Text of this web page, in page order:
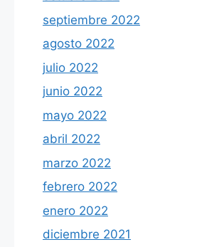
septiembre 2022
agosto 2022
julio 2022
junio 2022
mayo 2022
abril 2022
marzo 2022
febrero 2022
enero 2022
diciembre 2021